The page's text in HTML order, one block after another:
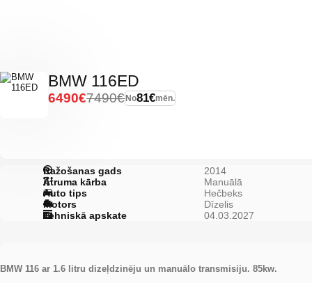
BMW 116ED
No81€mēn.
7490€
6490€
Ražošanas gads
2014
Ātruma kārba
Manuālā
Auto tips
Hečbeks
Motors
Dīzelis
Tehniskā apskate
04.03.2027
BMW 116 ar 1.6 litru dizeļdzinēju un manuālo transmisiju. 85kw.